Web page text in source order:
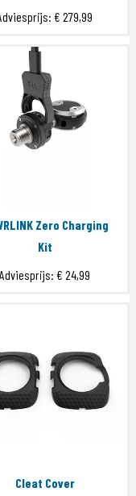
€ 279,99
Zero Charging
Kit
Adviesprijs: € 24,99
Cleat Cover